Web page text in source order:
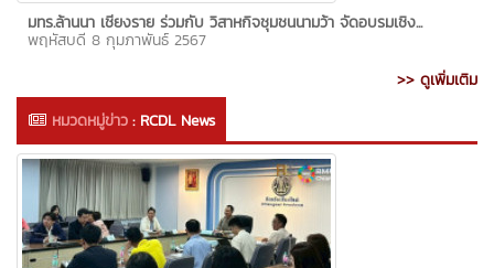
มทร.ล้านนา เชียงราย ร่วมกับ วิสาหกิจชุมชนนามว้า จัดอบรมเชิง...
พฤหัสบดี 8 กุมภาพันธ์ 2567
>> ดูเพิ่มเติม
หมวดหมู่ข่าว: RCDL News